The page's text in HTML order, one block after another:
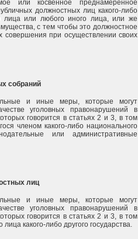
или косвенное преднамеренное
должностных лиц какого-либо
лица или любого иного лица, или же
с тем чтобы это должностное
совершения при осуществлении своих
собраний
и иные меры, которые могут
уголовных правонарушений в
говорится в статьях 2 и 3, в том
членом какого-либо национального
или административные
лиц
и иные меры, которые могут
уголовных правонарушений в
говорится в статьях 2 и 3, в том
какого-либо другого государства.